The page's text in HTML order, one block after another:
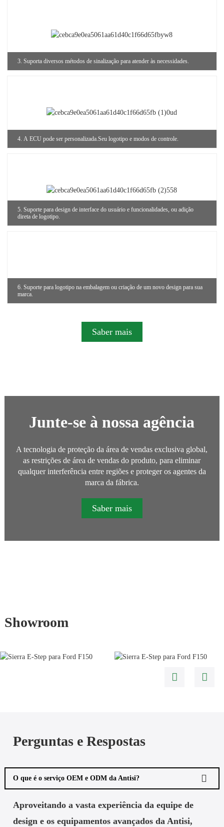
3. Suporta diversos métodos de sinalização para atender às necessidades.
4. A ECU pode ser personalizada.Seu logotipo e modos de controle.
5. Suporte para design de interface do usuário e funcionalidades, ou adição
direta de logotipo.
6. Suporte para logotipo na embalagem ou criação de um novo design para sua
marca.
Saber mais
Junte-se à nossa agência
A tecnologia de proteção da área de vendas exclusiva global,
as restrições de área de vendas do produto, para eliminar
qualquer interferência entre regiões e proteger os agentes da
marca da fábrica.
Saber mais
Showroom
Perguntas e Respostas
O que é o serviço OEM e ODM da Antisi?
Aproveitando a vasta experiência da equipe de
design e os equipamentos avançados da Antisi,